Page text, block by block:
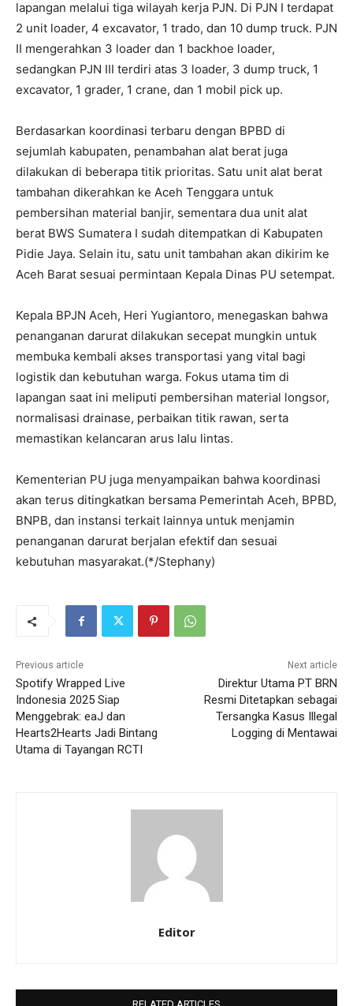
lapangan melalui tiga wilayah kerja PJN. Di PJN I terdapat
2 unit loader, 4 excavator, 1 trado, dan 10 dump truck. PJN
II mengerahkan 3 loader dan 1 backhoe loader,
sedangkan PJN III terdiri atas 3 loader, 3 dump truck, 1
excavator, 1 grader, 1 crane, dan 1 mobil pick up.
‎Berdasarkan koordinasi terbaru dengan BPBD di
sejumlah kabupaten, penambahan alat berat juga
dilakukan di beberapa titik prioritas. Satu unit alat berat
tambahan dikerahkan ke Aceh Tenggara untuk
pembersihan material banjir, sementara dua unit alat
berat BWS Sumatera I sudah ditempatkan di Kabupaten
Pidie Jaya. Selain itu, satu unit tambahan akan dikirim ke
Aceh Barat sesuai permintaan Kepala Dinas PU setempat.
‎Kepala BPJN Aceh, Heri Yugiantoro, menegaskan bahwa
penanganan darurat dilakukan secepat mungkin untuk
membuka kembali akses transportasi yang vital bagi
logistik dan kebutuhan warga. Fokus utama tim di
lapangan saat ini meliputi pembersihan material longsor,
normalisasi drainase, perbaikan titik rawan, serta
memastikan kelancaran arus lalu lintas.
‎Kementerian PU juga menyampaikan bahwa koordinasi
akan terus ditingkatkan bersama Pemerintah Aceh, BPBD,
BNPB, dan instansi terkait lainnya untuk menjamin
penanganan darurat berjalan efektif dan sesuai
kebutuhan masyarakat.(*/Stephany)
Previous article
Spotify Wrapped Live
Indonesia 2025 Siap
Menggebrak: eaJ dan
Hearts2Hearts Jadi Bintang
Utama di Tayangan RCTI
Next article
Direktur Utama PT BRN
Resmi Ditetapkan sebagai
Tersangka Kasus Illegal
Logging di Mentawai
Editor